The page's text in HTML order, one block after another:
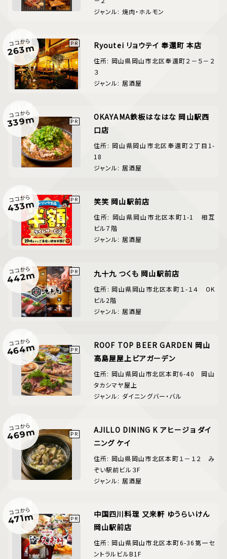
ジャンル: 焼肉・ホルモン
ココから
263m Ryoutei リョウテイ 奉還町 本店
住所: 岡山県岡山市北区奉還町２－５－２
３
ジャンル: 居酒屋
ココから
339m
OKAYAMA鉄板はなはな 岡山駅西
口店
住所: 岡山県岡山市北区奉還町２丁目1-
18
ジャンル: 居酒屋
ココから
433m 笑笑 岡山駅前店
住所: 岡山県岡山市北区本町1-1 相互
ビル７階
ジャンル: 居酒屋
ココから
442m 九十九 つくも 岡山駅前店
住所: 岡山県岡山市北区本町１-１４ OK
ビル2階
ジャンル: 居酒屋
ココから
464m
ROOF TOP BEER GARDEN 岡山
高島屋屋上ビアガーデン
住所: 岡山県岡山市北区本町6-40 岡山
タカシマヤ屋上
ジャンル: ダイニングバー・バル
ココから
469m
AJILLO DINING K アヒージョ ダイ
ニング ケイ
住所: 岡山県岡山市北区本町１－１２ み
ぞい駅前ビル３F
ジャンル: 居酒屋
ココから
471m
中国四川料理 又来軒 ゆうらいけん
岡山駅前店
住所: 岡山県岡山市北区本町6-36第一セ
ントラルビルB1F